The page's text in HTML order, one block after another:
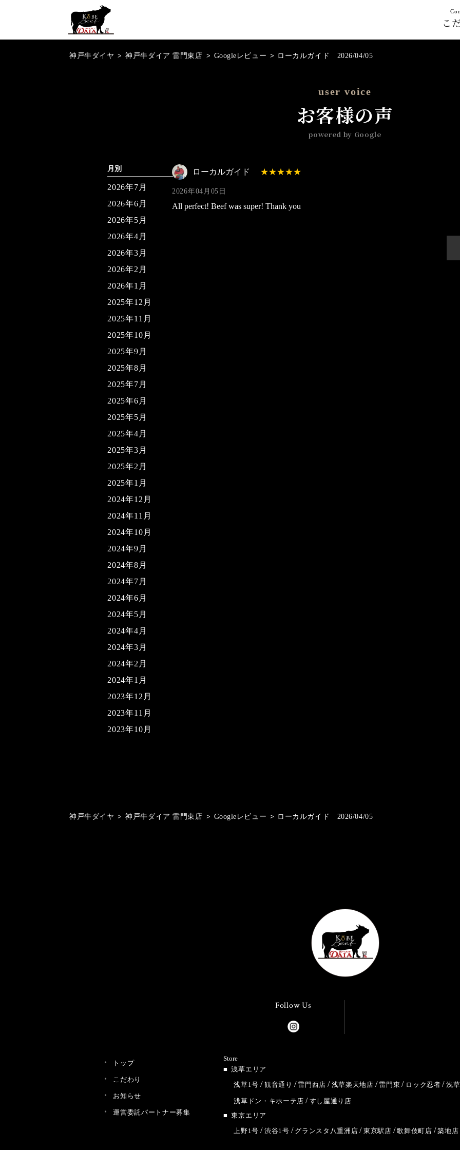
こ
神戸牛ダイヤ > 神戸牛ダイア 雷門東店 > Googleレビュー > ローカルガイド 2026/04/05
user voice
お客様の声
powered by Google
ローカルガイド
2026年04月05日
All perfect! Beef was super! Thank you
月別
2026年7月
2026年6月
2026年5月
2026年4月
2026年3月
2026年2月
2026年1月
2025年12月
2025年11月
2025年10月
2025年9月
2025年8月
2025年7月
2025年6月
2025年5月
2025年4月
2025年3月
2025年2月
2025年1月
2024年12月
2024年11月
2024年10月
2024年9月
2024年8月
2024年7月
2024年6月
2024年5月
2024年4月
2024年3月
2024年2月
2024年1月
2023年12月
2023年11月
2023年10月
神戸牛ダイヤ > 神戸牛ダイア 雷門東店 > Googleレビュー > ローカルガイド 2026/04/05
Follow Us
トップ
こだわり
お知らせ
運営委託パートナー募集
Store
浅草エリア
浅草1号
観音通り 雷門西店 浅草楽天地店 雷門東 ロック忍者 浅
浅草ドン・キホーテ店
すし屋通り店
東京エリア
上野1号
渋谷1号 グランスタ八重洲店 東京駅店 歌舞伎町店 築地店